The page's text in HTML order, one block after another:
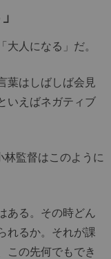
人になる」だ。
葉はしばしば会見
いえばネガティブ
監督はこのように
ある。その時どん
れるか。それが課
この先何でもでき